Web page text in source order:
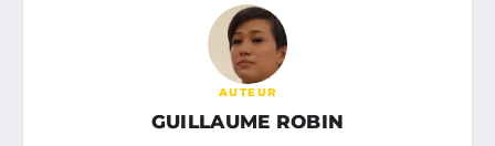
AUTEUR
GUILLAUME ROBIN